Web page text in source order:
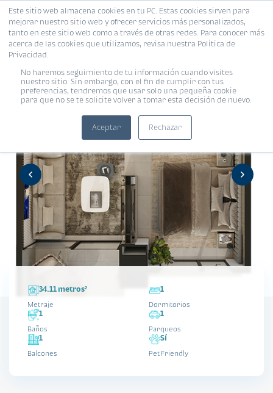
Este sitio web almacena cookies en tu PC. Estas cookies sirven para
mejorar nuestro sitio web y ofrecer servicios más personalizados,
tanto en este sitio web como a través de otras redes. Para conocer más
acerca de las cookies que utilizamos, revisa nuestra Política de
Privacidad.
No haremos seguimiento de tu información cuando visites
nuestro sitio. Sin embargo, con el fin de cumplir con tus
preferencias, tendremos que usar solo una pequeña cookie
para que no se te solicite volver a tomar esta decisión de nuevo.
Aceptar Rechazar
34.11 metros²
Metraje
1
Dormitorios
1
Baños
1
Parqueos
1
Balcones
Sí
Pet Friendly